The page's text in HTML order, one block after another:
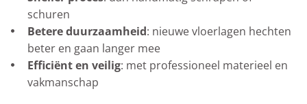
schuren
Betere duurzaamheid: nieuwe vloerlagen hechten
beter en gaan langer mee
Efficiënt en veilig: met professioneel materieel en
vakmanschap